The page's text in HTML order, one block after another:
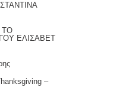
ΤΟ
ΕΛΙΣΑΒΕΤ
–